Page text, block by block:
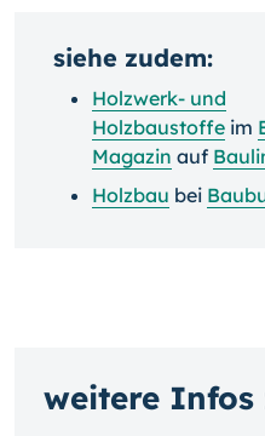
siehe zudem:
Holzwerk- und
Holzbaustoffe im
Magazin auf
Holzbau bei
weitere Infos